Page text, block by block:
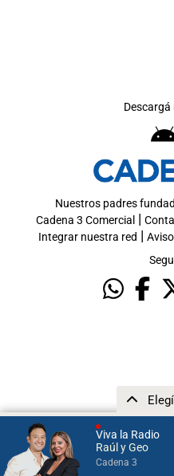
Viva la Radio
Raúl y Geo
Cadena 3
Nuestros padres
Cadena 3 Comercial |
Integrar nuestra red |